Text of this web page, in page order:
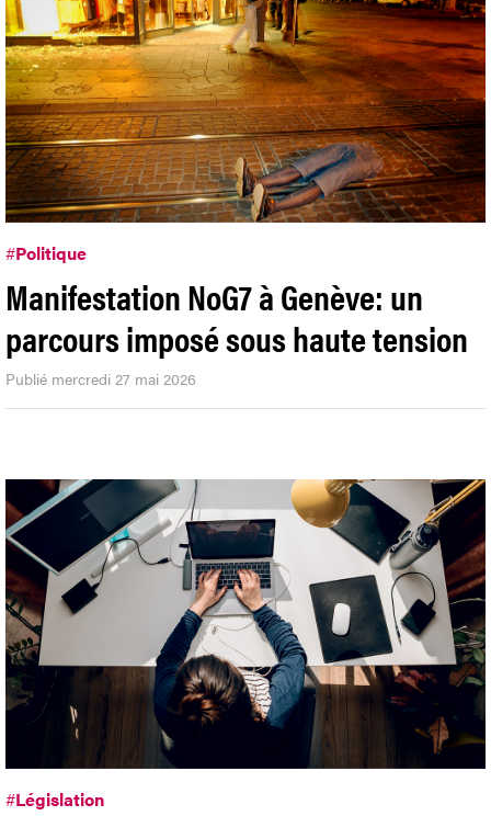
#Politique
Manifestation NoG7 à Genève: un
parcours imposé sous haute tension
Publié mercredi 27 mai 2026
#Législation